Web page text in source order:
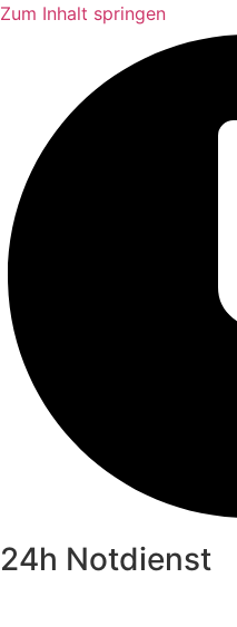
Zum Inhalt springen
24h Notdienst